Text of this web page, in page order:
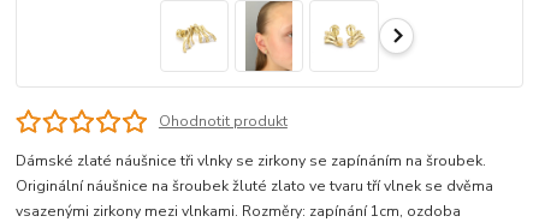
Ohodnotit produkt
Dámské zlaté náušnice tři vlnky se zirkony se zapínáním na šroubek.
Originální náušnice na šroubek žluté zlato ve tvaru tří vlnek se dvěma
vsazenými zirkony mezi vlnkami. Rozměry: zapínání 1cm, ozdoba